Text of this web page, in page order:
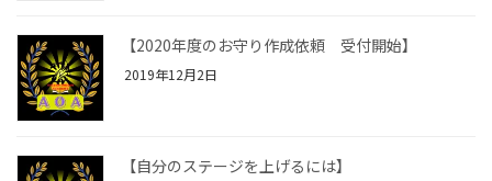
【2020年度のお守り作成依頼 受付開始】
2019年12月2日
【自分のステージを上げるには】